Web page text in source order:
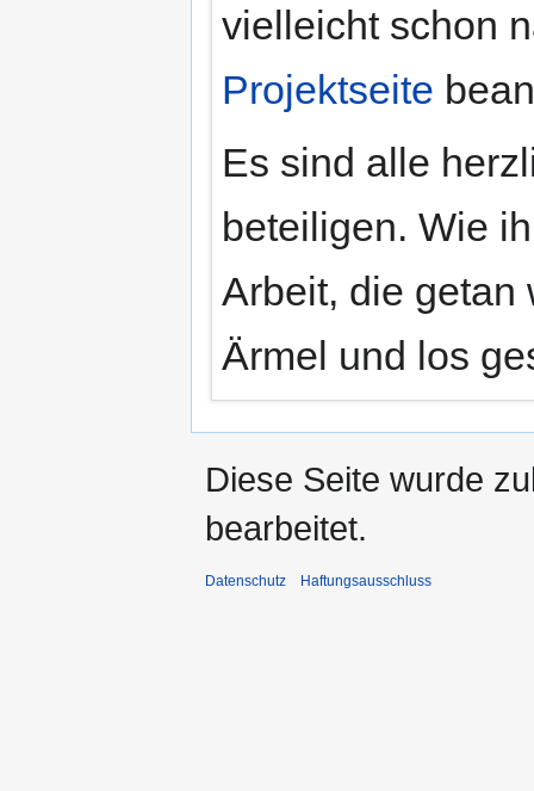
vielleicht schon
Projektseite
Es sind alle
beteiligen. Wie
Arbeit, die getan
Ärmel und los
Diese Seite wurde
bearbeitet.
Datenschutz Haftungsausschluss